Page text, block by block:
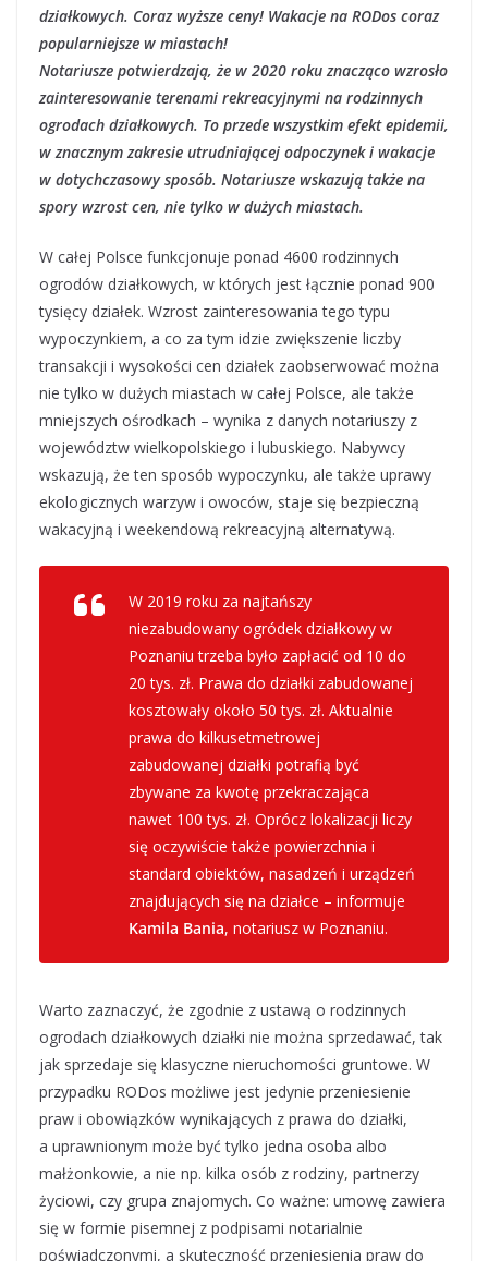
działkowych. Coraz wyższe ceny! Wakacje na RODos coraz
popularniejsze w miastach!
Notariusze potwierdzają, że w 2020 roku znacząco wzrosło
zainteresowanie terenami rekreacyjnymi na rodzinnych
ogrodach działkowych. To przede wszystkim efekt epidemii,
w znacznym zakresie utrudniającej odpoczynek i wakacje
w dotychczasowy sposób. Notariusze wskazują także na
spory wzrost cen, nie tylko w dużych miastach.
W całej Polsce funkcjonuje ponad 4600 rodzinnych
ogrodów działkowych, w których jest łącznie ponad 900
tysięcy działek. Wzrost zainteresowania tego typu
wypoczynkiem, a co za tym idzie zwiększenie liczby
transakcji i wysokości cen działek zaobserwować można
nie tylko w dużych miastach w całej Polsce, ale także
mniejszych ośrodkach – wynika z danych notariuszy z
województw wielkopolskiego i lubuskiego. Nabywcy
wskazują, że ten sposób wypoczynku, ale także uprawy
ekologicznych warzyw i owoców, staje się bezpieczną
wakacyjną i weekendową rekreacyjną alternatywą.
W 2019 roku za najtańszy
niezabudowany ogródek działkowy w
Poznaniu trzeba było zapłacić od 10 do
20 tys. zł. Prawa do działki zabudowanej
kosztowały około 50 tys. zł. Aktualnie
prawa do kilkusetmetrowej
zabudowanej działki potrafią być
zbywane za kwotę przekraczająca
nawet 100 tys. zł. Oprócz lokalizacji liczy
się oczywiście także powierzchnia i
standard obiektów, nasadzeń i urządzeń
znajdujących się na działce – informuje
Kamila Bania, notariusz w Poznaniu.
Warto zaznaczyć, że zgodnie z ustawą o rodzinnych
ogrodach działkowych działki nie można sprzedawać, tak
jak sprzedaje się klasyczne nieruchomości gruntowe. W
przypadku RODos możliwe jest jedynie przeniesienie
praw i obowiązków wynikających z prawa do działki,
a uprawnionym może być tylko jedna osoba albo
małżonkowie, a nie np. kilka osób z rodziny, partnerzy
życiowi, czy grupa znajomych. Co ważne: umowę zawiera
się w formie pisemnej z podpisami notarialnie
poświadczonymi, a skuteczność przeniesienia praw do